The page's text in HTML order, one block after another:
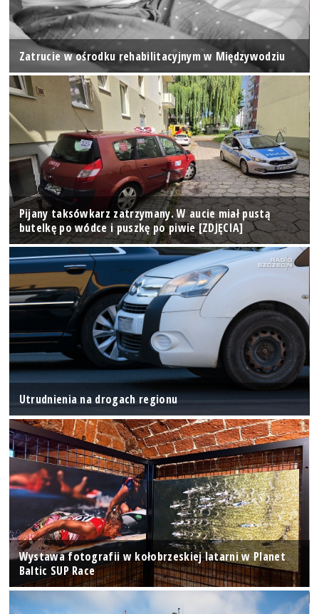
Zatrucie w ośrodku rehabilitacyjnym w Międzywodziu
Pijany taksówkarz zatrzymany. W aucie miał pustą
butelkę po wódce i puszkę po piwie [ZDJĘCIA]
Utrudnienia na drogach regionu
Wystawa fotografii w kołobrzeskiej latarni w Planet
Baltic SUP Race